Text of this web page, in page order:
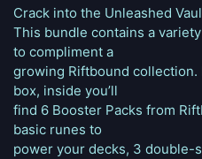
Crack into the Unleashed
This bundle contains a
to compliment a
growing Riftbound collection.
box, inside you’ll
find 6 Booster Packs from
basic runes to
power your decks, 3 double-